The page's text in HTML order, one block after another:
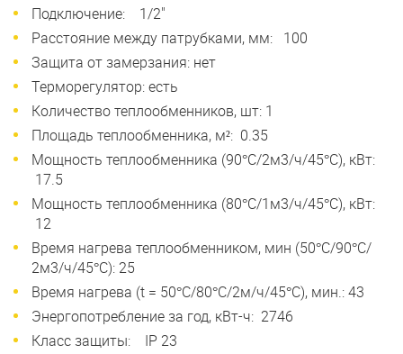
Подключение: 1/2"
Расстояние между патрубками, мм: 100
Защита от замерзания: нет
Терморегулятор: есть
Количество теплообменников, шт: 1
Площадь теплообменника, м²: 0.35
Мощность теплообменника (90°С/2м3/ч/45°С), кВт:
17.5
Мощность теплообменника (80°С/1м3/ч/45°С), кВт:
12
Время нагрева теплообменником, мин (50°С/90°С/
2м3/ч/45°С): 25
Время нагрева (t = 50°С/80°С/2м/ч/45°С), мин.: 43
Энергопотребление за год, кВт-ч: 2746
Класс защиты: IP 23